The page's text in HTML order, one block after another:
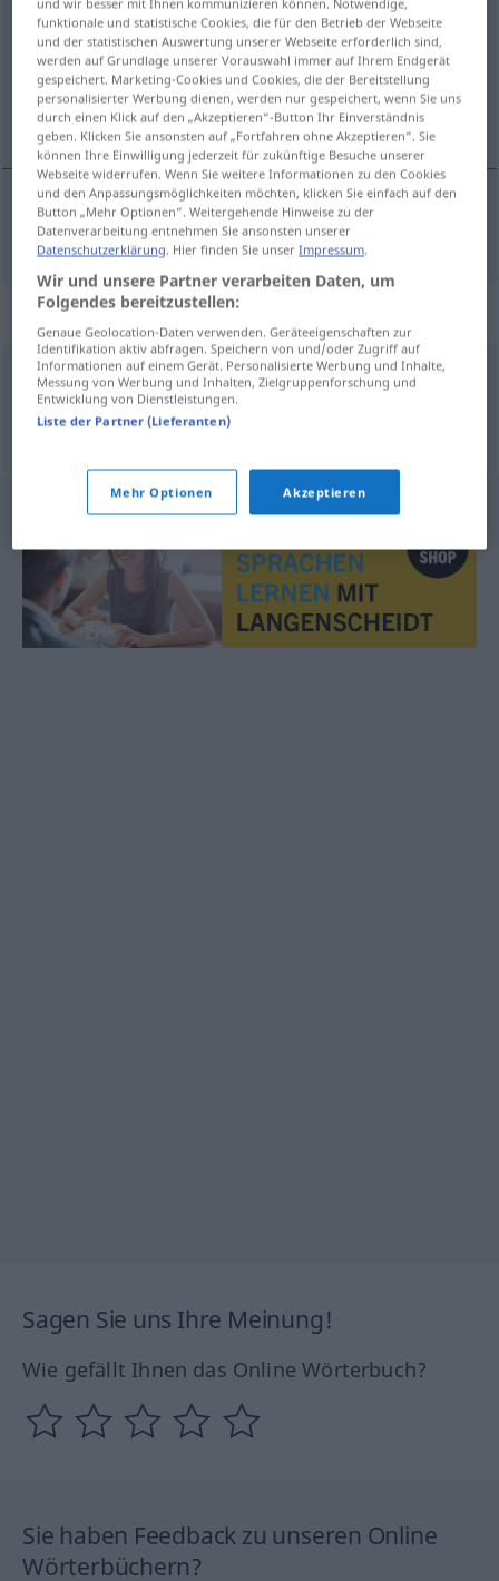
Übersicht aller Übersetzungen
(Für mehr Details die Übersetzung anklicken/antippen)
Mehrheit
Mehrheitf majoritet
Synonyme für "majoritet"
flertal,merpart
Sagen Sie uns Ihre Meinung!
Wie gefällt Ihnen das Online Wörterbuch?
Sie haben Feedback zu unseren Online
Wörterbüchern?
funktionale und statistische Cookies, die für den Betrieb der Webseite
und der statistischen Auswertung unserer Webseite erforderlich sind,
werden auf Grundlage unserer Vorauswahl immer auf Ihrem Endgerät
gespeichert. Marketing-Cookies und Cookies, die der Bereitstellung
personalisierter Werbung dienen, werden nur gespeichert, wenn Sie uns
durch einen Klick auf den „Akzeptieren“-Button Ihr Einverständnis
geben. Klicken Sie ansonsten auf „Fortfahren ohne Akzeptieren“. Sie
können Ihre Einwilligung jederzeit für zukünftige Besuche unserer
Webseite widerrufen. Wenn Sie weitere Informationen zu den Cookies
und den Anpassungsmöglichkeiten möchten, klicken Sie einfach auf den
Button „Mehr Optionen“. Weitergehende Hinweise zu der
Datenverarbeitung entnehmen Sie ansonsten unserer
Datenschutzerklärung . Hier finden Sie unserImpressum
Wir und unsere Partner verarbeiten Daten, um
Folgendes bereitzustellen:
Genaue Geolocation-Daten verwenden. Geräteeigenschaften zur
Identifikation aktiv abfragen. Speichern von und/oder Zugriff auf
Informationen auf einem Gerät. Personalisierte Werbung und Inhalte,
Messung von Werbung und Inhalten, Zielgruppenforschung und
Entwicklung von Dienstleistungen.
Liste der Partner (Lieferanten)
Mehr Optionen Akzeptieren